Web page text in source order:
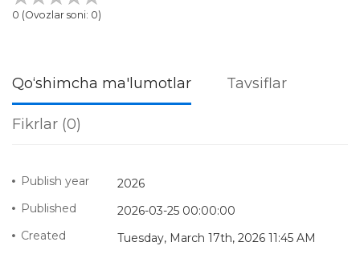
0 (Ovozlar soni: 0)
Qo‘shimcha ma'lumotlar Tavsiflar
Fikrlar (0)
Publish year
2026
Published
2026-03-25 00:00:00
Created
Tuesday, March 17th, 2026 11:45 AM